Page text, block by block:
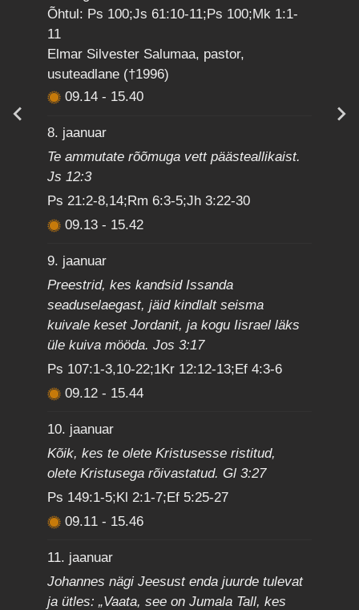
Õhtul: Ps 100;Js 61:10-11;Ps 100;Mk 1:1-
11
Elmar Silvester Salumaa, pastor,
usuteadlane (†1996)
09.14- 15.40
8. jaanuar
Te ammutate rõõmuga vett päästeallikaist.
Js 12:3
Ps 21:2-8,14;Rm 6:3-5;Jh 3:22-30
09.13- 15.42
9. jaanuar
Preestrid, kes kandsid Issanda
seaduselaegast, jäid kindlalt seisma
kuivale keset Jordanit, ja kogu Iisrael läks
üle kuiva mööda. Jos 3:17
Ps 107:1-3,10-22;1Kr 12:12-13;Ef 4:3-6
09.12- 15.44
10. jaanuar
Kõik, kes te olete Kristusesse ristitud,
olete Kristusega rõivastatud. Gl 3:27
Ps 149:1-5;Kl 2:1-7;Ef 5:25-27
09.11- 15.46
11. jaanuar
Johannes nägi Jeesust enda juurde tulevat
ja ütles: „Vaata, see on Jumala Tall, kes